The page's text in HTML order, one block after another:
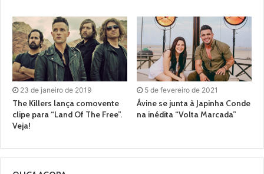
23 de janeiro de 2019
The Killers lança comovente
clipe para “Land Of The Free”.
Veja!
5 de fevereiro de 2021
Ávine se junta à Japinha Conde
na inédita “Volta Marcada”